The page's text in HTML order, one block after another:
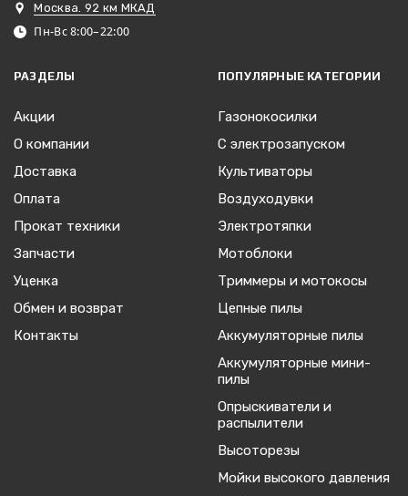
Москва. 92 км МКАД
Пн-Вс 8:00–22:00
РАЗДЕЛЫ
Акции
О компании
Доставка
Оплата
Прокат техники
Запчасти
Уценка
Обмен и возврат
Контакты
ПОПУЛЯРНЫЕ КАТЕГОРИИ
Газонокосилки
С электрозапуском
Культиваторы
Воздуходувки
Электротяпки
Мотоблоки
Триммеры и мотокосы
Цепные пилы
Аккумуляторные пилы
Аккумуляторные мини-
пилы
Опрыскиватели и
распылители
Высоторезы
Мойки высокого давления